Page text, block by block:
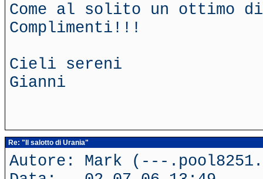
Come al solito un ottimo
Complimenti!!!
Cieli sereni
Gianni
Re: "Il salotto di Urania"
Autore: Mark (---